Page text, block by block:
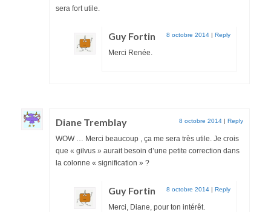
sera fort utile.
Guy Fortin 8 octobre 2014 | Reply
Merci Renée.
Diane Tremblay 8 octobre 2014 | Reply
WOW … Merci beaucoup , ça me sera très utile. Je crois
que « gilvus » aurait besoin d’une petite correction dans
la colonne « signification » ?
Guy Fortin 8 octobre 2014 | Reply
Merci, Diane, pour ton intérêt.